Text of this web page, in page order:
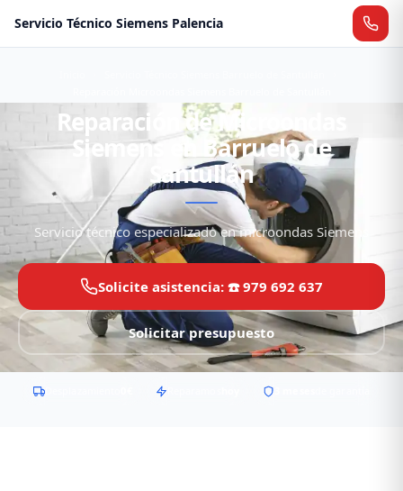
Servicio Técnico Siemens Palencia
Reparación de Microondas
Siemens en Barruelo de
Santullán
Servicio técnico especializado en microondas Siemens
Solicite asistencia: ☎️ 979 692 637
Solicitar presupuesto
Desplazamiento